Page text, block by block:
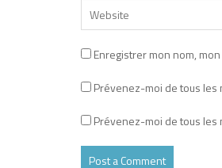
Enregistrer mon nom,
Prévenez-moi de tous les
Prévenez-moi de tous les